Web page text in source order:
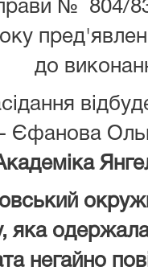
№ 804/
до
Єфанова
яка
негайно